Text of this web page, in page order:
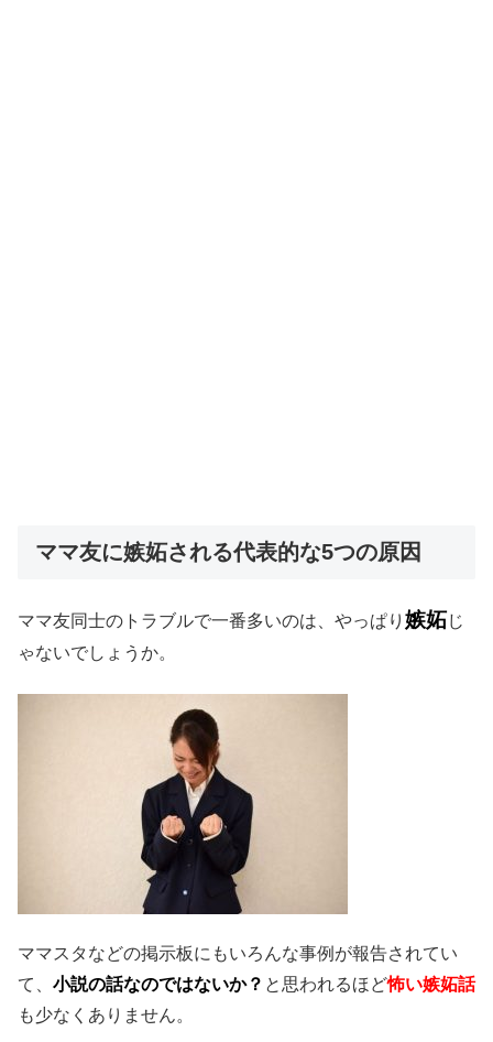
ママ友に嫉妬される代表的な5つの原因
ママ友同士のトラブルで一番多いのは、やっぱり 嫉妬じ
ゃないでしょうか。
ママスタなどの掲示板にもいろんな事例が報告されてい
て、 小説の話なのではないか？ と思われるほど怖い嫉妬話
も少なくありません。